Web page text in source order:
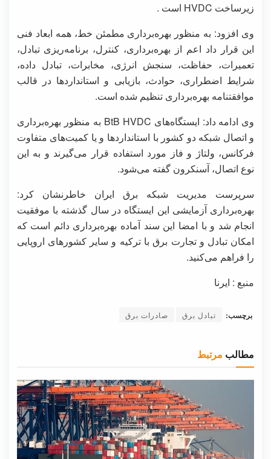
زیرساخت HVDC است .
وی افزود: به منظور بهره‌برداری مطمئن خط، همه ابعاد فنی
این قرار داد اعم از بهره‌برداری، کنترل، برنامه‌ریزی تبادل،
تعمیرات، حفاظت، سنجش انرژی، مخابرات، تبادل داده،
شرایط اضطراری، حوادث، بازیابی و استانداردها در قالب
موافقتنامه بهره‌برداری تنظیم شده است.
وی ادامه داد: ایستگاه‌های BtB HVDC به منظور بهره‌برداری
و اتصال شبکه دو کشور با استانداردها و یا کمیت‌های متفاوت
فرکانس، ولتاژ و فاز مورد استفاده قرار می‌گیرند و به این
نوع اتصال، آسنکرون گفته می‌شود.
سرپرست مدیریت شبکه برق ایران خاطرنشان کرد:
بهره‌برداری آزمایشی این ایستگاه در سال گذشته با موفقیت
انجام شد و با امضا این سند آماده بهره‌برداری دائم است که
امکان تبادل و تجارت برق با ترکیه و سایر کشورهای اروپایی
را فراهم می‌کنید.
منبع : ایرنا
برچسب: تبادل برق صادرات برق
مطالب مرتبط